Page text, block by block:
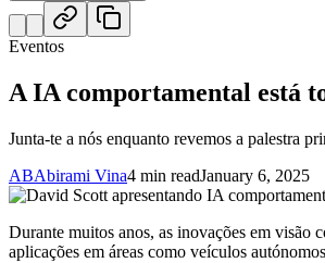
Eventos
A IA comportamental está
Junta-te a nós enquanto revemos a palestra
ABAbirami Vina4 min readJanuary 6, 2025
Durante muitos anos, as inovações em visão
aplicações em áreas como veículos